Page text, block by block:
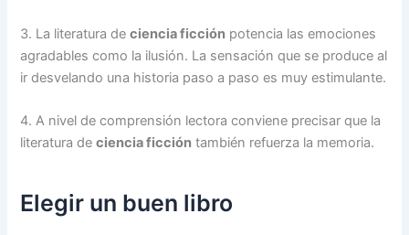
3. La literatura deciencia ficción potencia las emociones
agradables como la ilusión. La sensación que se produce al
ir desvelando una historia paso a paso es muy estimulante.
4. A nivel de comprensión lectora conviene precisar que la
literatura deciencia ficción también refuerza la memoria.
Elegir un buen libro